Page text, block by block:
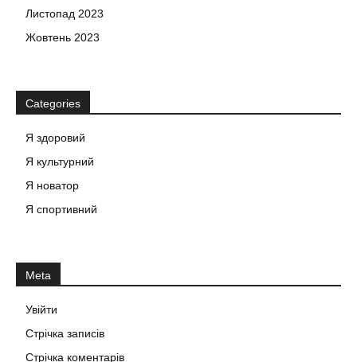
Листопад 2023
Жовтень 2023
Categories
Я здоровий
Я культурний
Я новатор
Я спортивний
Meta
Увійти
Стрічка записів
Стрічка коментарів